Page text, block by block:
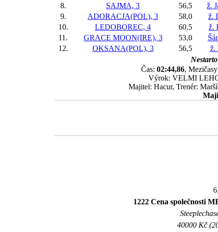
8.
SAJMA, 3 56,5
ž.
9.
ADORACJA(POL), 3 58,0
ž.
10.
LEDOBOREC, 4 60,5
ž.
11.
GRACE MOON(IRE), 3 53,0
12.
OKSANA(POL), 3 56,5
ž.
Čas: 02:44,86,
Výrok: VELMI
Majitel: Hacur, Trenér:
1222 Cena společnosti
40000 Kč